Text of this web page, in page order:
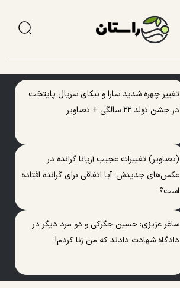
تغییر چهره شدید سارا و نیکای سریال پایتخت
در جشن تولد ۲۲ سالگی + تصاویر
(تصاویر) تغییرات عجیب آریانا گرانده در
عکس‌های جدیدش؛ آیا اتفاقی برای گرانده افتاده
است؟
ساغر عزیزی: حسین جگرکی و دو مرد دیگر در
دادگاه شهادت دادند که من زنا کردم!